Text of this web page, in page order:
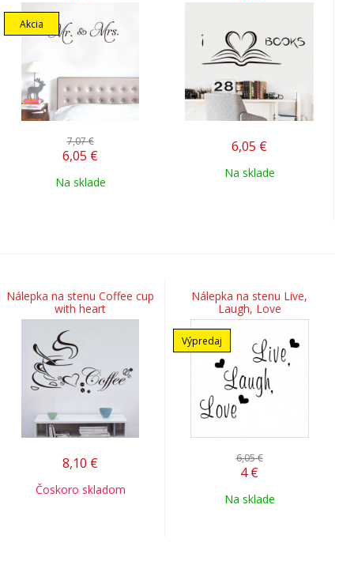
Akcia
7,07 €
6,05 €
Na sklade
6,05 €
Na sklade
Nálepka na stenu Coffee cup
with heart
8,10 €
Čoskoro skladom
Nálepka na stenu Live,
Laugh, Love
Výpredaj
6,05 €
4 €
Na sklade